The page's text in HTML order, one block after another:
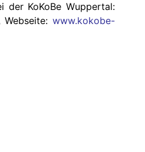
der KoKoBe Wuppertal:
www.kokobe-